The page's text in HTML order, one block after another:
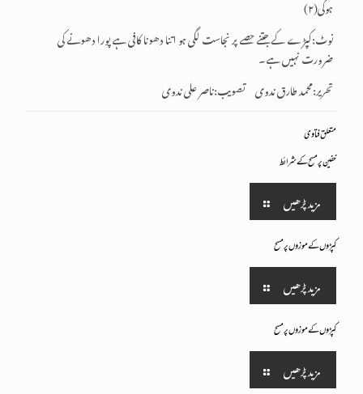
ہوگی(۲)
نوٹ:کپڑے کے جتنے حصے پر نجاست لگی ہو اتنا دھونا کافی ہے پورا دھونے کی
ضرورت نہیں ہے۔
تحریر:محمد طارق ندوی تصویب:ناصر علی ندوی
متعلق فتاوی
خفین پر مسح کے شرائط
مزید پڑھیں
کپڑوں کے موزو ں پر مسح
مزید پڑھیں
کپڑوں کے موزو ں پر مسح
مزید پڑھیں